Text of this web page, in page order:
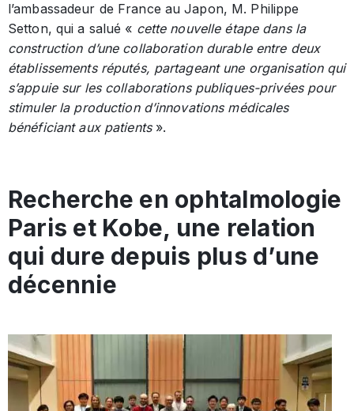
l’ambassadeur de France au Japon, M. Philippe
Setton, qui a salué « cette nouvelle étape dans la
construction d’une collaboration durable entre deux
établissements réputés, partageant une organisation qui
s’appuie sur les collaborations publiques-privées pour
stimuler la production d’innovations médicales
bénéficiant aux patients».
Recherche en ophtalmologie
Paris et Kobe, une relation
qui dure depuis plus d’une
décennie